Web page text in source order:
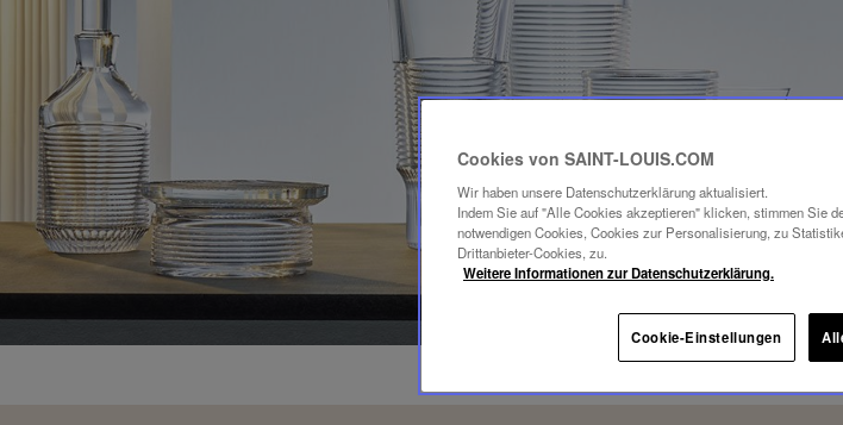
Cookies von SAINT-LOUIS.COM
Wir haben unsere Datenschutzerklärung aktualisiert.
Indem Sie auf "Alle Cookies akzeptieren" klicken, stimmen Sie
notwendigen Cookies, Cookies zur Personalisierung, zu
Drittanbieter-Cookies, zu.
Weitere Informationen zur Datenschutzerklärung.
Cookie-Einstellungen